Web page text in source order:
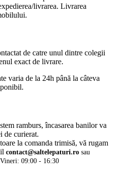
livrarea. Livrarea
de catre unul dintre colegii
exact de livrare.
varia de la 24h până la câteva
ramburs, încasarea banilor va
de curierat.
la comanda trimisă, vă rugam
contact@saltelepaturi.ro sau
09:00 - 16:30